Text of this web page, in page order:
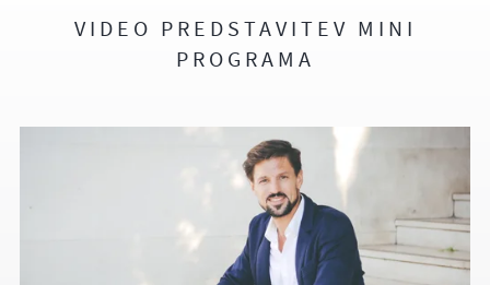
VIDEO PREDSTAVITEV MINI
PROGRAMA